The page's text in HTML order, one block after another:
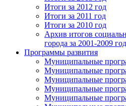
Итоги за 2012 год
Итоги за 2011 год
Итоги за 2010 год
Архив итогов
города за 2001-2009
Программы развития
Муниципальные
Муниципальные
Муниципальные
Муниципальные
Муниципальные